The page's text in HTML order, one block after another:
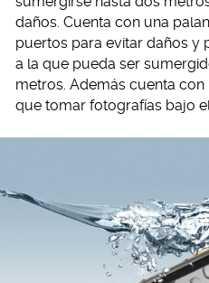
daños. Cuenta con una
puertos para evitar daños y
a la que pueda ser
metros. Además cuenta
que tomar fotografías bajo